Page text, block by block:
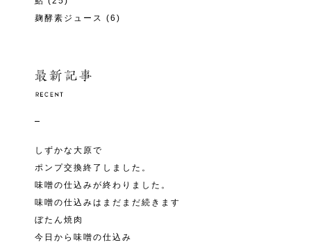
麹酵素ジュース (6)
しずかな大原で
ポンプ交換終了しました。
味噌の仕込みが終わりました。
味噌の仕込みはまだまだ続きます
ぼたん焼肉
今日から味噌の仕込み